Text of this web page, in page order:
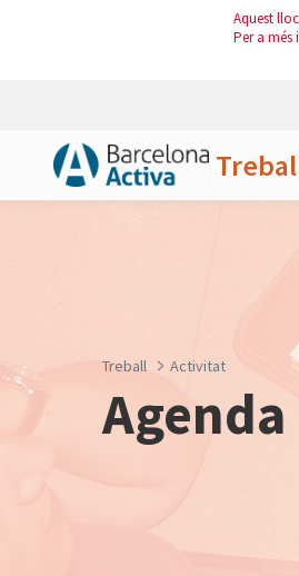
Aquest
Per a
Treball Activitat
Agenda